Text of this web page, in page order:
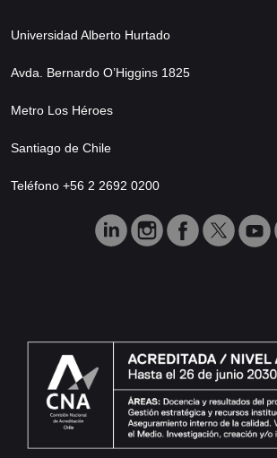
Universidad Alberto Hurtado
Avda. Bernardo O’Higgins 1825
Metro Los Héroes
Santiago de Chile
Teléfono +56 2 2692 0200